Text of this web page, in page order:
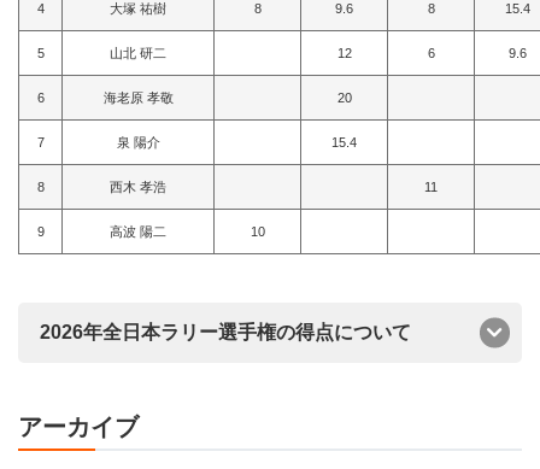
4 大塚 祐樹 8 9.6 8 15.4
5 山北 研二 12 6 9.6
6 海老原 孝敬 20
7 泉 陽介 15.4
8 西木 孝浩 11
9 高波 陽二 10
2026年全日本ラリー選手権の得点について
アーカイブ